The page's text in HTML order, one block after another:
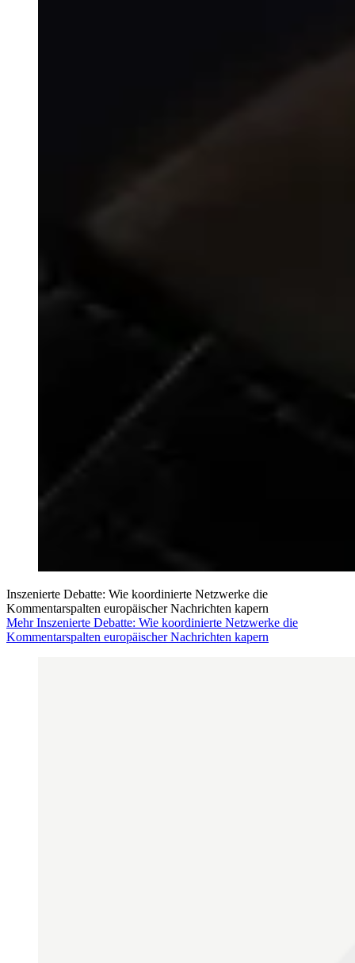
Inszenierte Debatte: Wie koordinierte Netzwerke die
Kommentarspalten europäischer Nachrichten kapern
Mehr Inszenierte Debatte: Wie koordinierte Netzwerke die
Kommentarspalten europäischer Nachrichten kapern